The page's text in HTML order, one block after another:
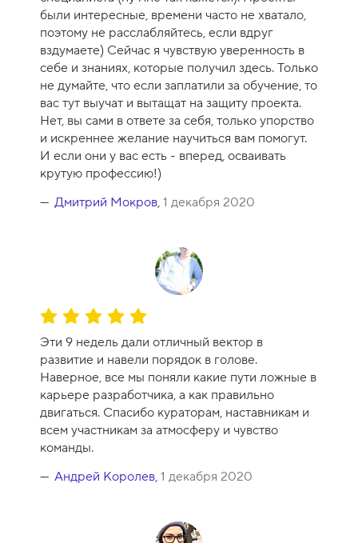
а
-
1
0
были интересные, времени часто не хватало,
поэтому не расслабляйтесь, если вдруг
вздумаете) Сейчас я чувствую уверенность в
себе и знаниях, которые получил здесь. Только
не думайте, что если заплатили за обучение, то
вас тут выучат и вытащат на защиту проекта.
Нет, вы сами в ответе за себя, только упорство
и искреннее желание научиться вам помогут.
И если они у вас есть - вперед, осваивать
крутую профессию!)
Дмитрий Мокров, 1 декабря 2020
О
е
н
к
а
к
у
р
с
Эти 9 недель дали отличный вектор в
развитие и навели порядок в голове.
Наверное, все мы поняли какие пути ложные в
карьере разработчика, а как правильно
двигаться. Спасибо кураторам, наставникам и
всем участникам за атмосферу и чувство
команды.
Андрей Королев, 1 декабря 2020